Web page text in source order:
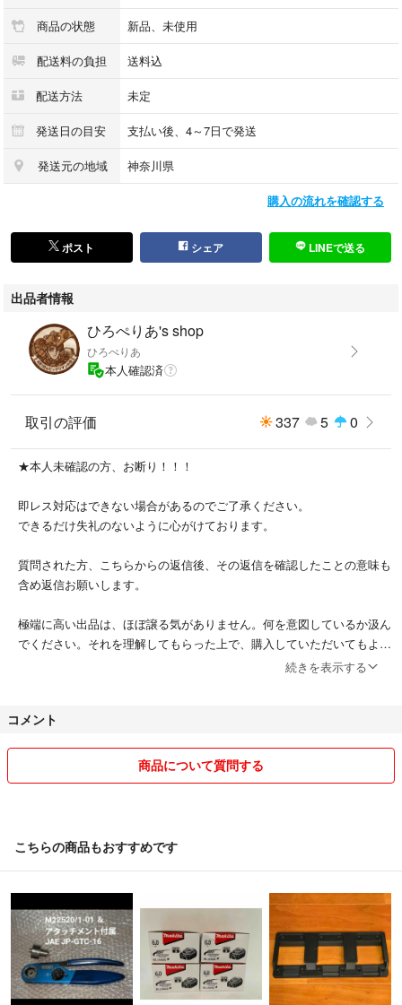
商品の状態 新品、未使用
配送料の負担 送料込
配送方法 未定
発送日の目安 支払い後、4～7日で発送
発送元の地域 神奈川県
購入の流れを確認する
ポスト シェア LINEで送る
出品者情報
ひろぺりあ's shop
ひろぺりあ
本人確認済
取引の評価 337 5 0
★本人未確認の方、お断り！！！
即レス対応はできない場合があるのでご了承ください。
できるだけ失礼のないように心がけております。
質問された方、こちらからの返信後、その返信を確認したことの意味も
含め返信お願いします。
極端に高い出品は、ほぼ譲る気がありません。何を意図しているか汲ん
でください。それを理解してもらった上で、購入していただいてもよい
歴が全く見えない方はお断りです。
続きを表示する
コメント
商品について質問する
こちらの商品もおすすめです